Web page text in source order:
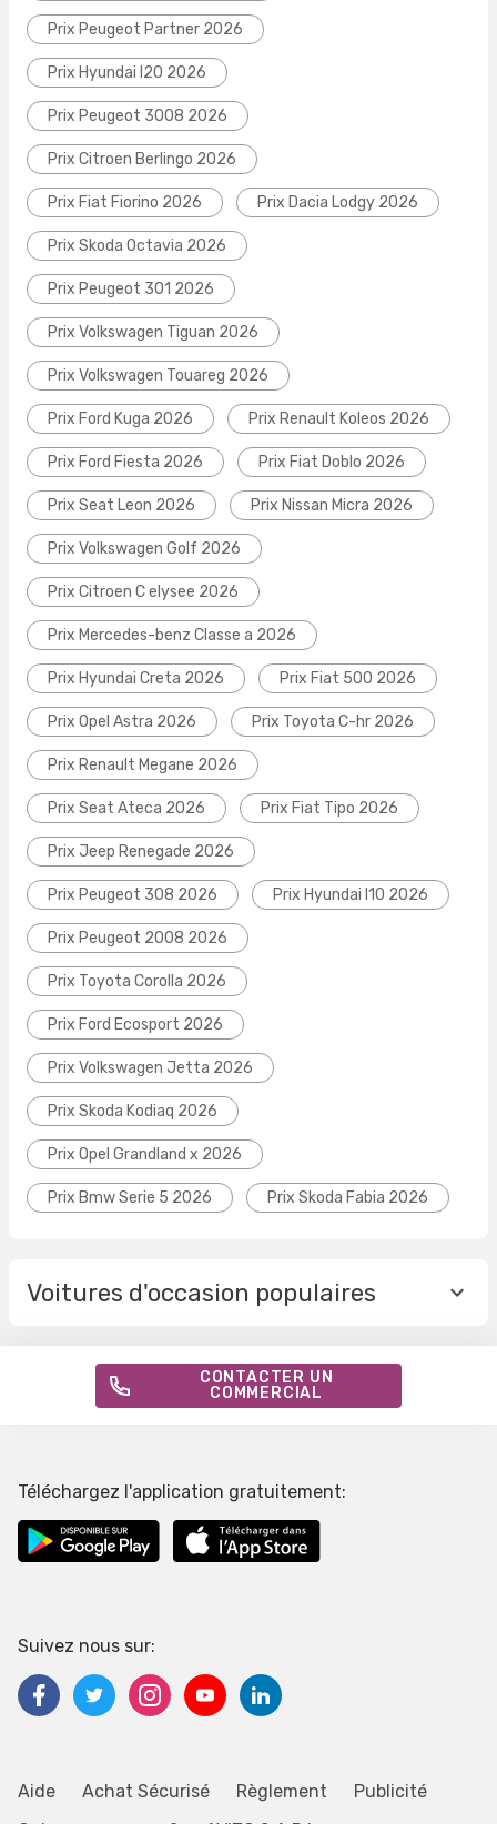
Prix Peugeot Partner 2026
Prix Hyundai I20 2026
Prix Peugeot 3008 2026
Prix Citroen Berlingo 2026
Prix Fiat Fiorino 2026 Prix Dacia Lodgy 2026
Prix Skoda Octavia 2026
Prix Peugeot 301 2026
Prix Volkswagen Tiguan 2026
Prix Volkswagen Touareg 2026
Prix Ford Kuga 2026 Prix Renault Koleos 2026
Prix Ford Fiesta 2026 Prix Fiat Doblo 2026
Prix Seat Leon 2026 Prix Nissan Micra 2026
Prix Volkswagen Golf 2026
Prix Citroen C elysee 2026
Prix Mercedes-benz Classe a 2026
Prix Hyundai Creta 2026 Prix Fiat 500 2026
Prix Opel Astra 2026 Prix Toyota C-hr 2026
Prix Renault Megane 2026
Prix Seat Ateca 2026 Prix Fiat Tipo 2026
Prix Jeep Renegade 2026
Prix Peugeot 308 2026 Prix Hyundai I10 2026
Prix Peugeot 2008 2026
Prix Toyota Corolla 2026
Prix Ford Ecosport 2026
Prix Volkswagen Jetta 2026
Prix Skoda Kodiaq 2026
Prix Opel Grandland x 2026
Prix Bmw Serie 5 2026 Prix Skoda Fabia 2026
Voitures d'occasion populaires
CONTACTER UN
COMMERCIAL
Aide Achat Sécurisé Règlement
Publicité
Téléchargez l'application gratuitement:
Suivez nous sur: